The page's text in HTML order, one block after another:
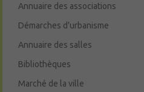
Annuaire des associations
Démarches d’urbanisme
Annuaire des salles
Bibliothèques
Marché de la ville